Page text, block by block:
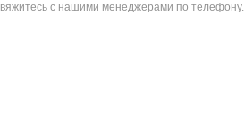
с нашими менеджерами по телефону.